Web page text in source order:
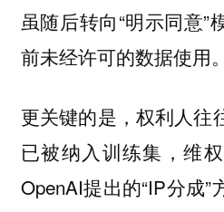
虽随后转向“明示同意”
前未经许可的数据使用。
更关键的是，权利人往
已被纳入训练集，维
OpenAI提出的“IP分成